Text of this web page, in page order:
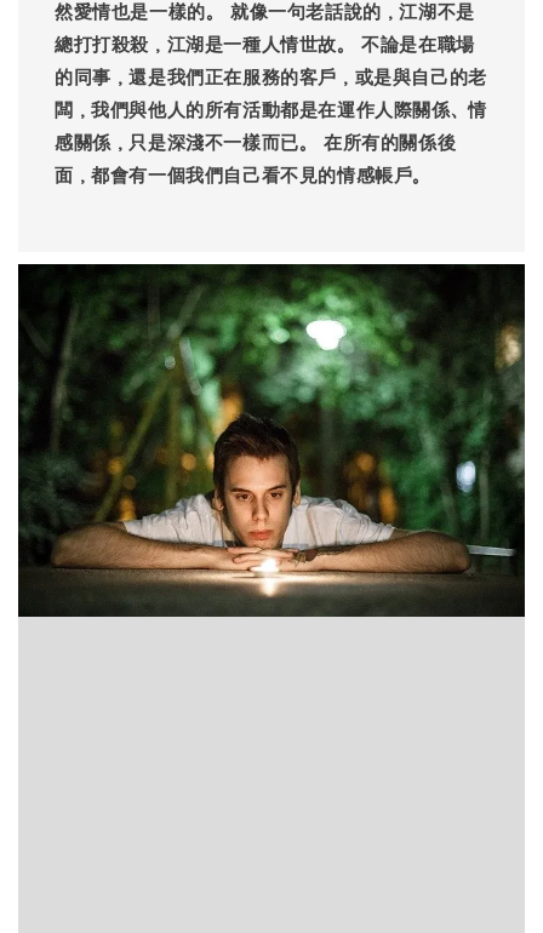
然愛情也是一樣的。 就像一句老話說的，江湖不是
總打打殺殺，江湖是一種人情世故。 不論是在職場
的同事，還是我們正在服務的客戶，或是與自己的老
闆，我們與他人的所有活動都是在運作人際關係、情
感關係，只是深淺不一樣而已。 在所有的關係後
面，都會有一個我們自己看不見的情感帳戶。